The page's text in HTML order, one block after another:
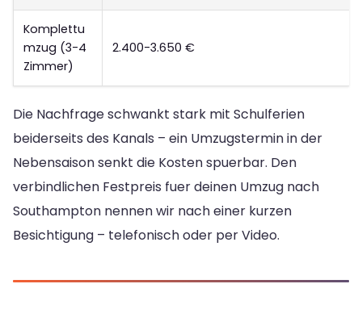
Komplettu
mzug (3-4
Zimmer)
2.400-3.650 €
Die Nachfrage schwankt stark mit Schulferien
beiderseits des Kanals – ein Umzugstermin in der
Nebensaison senkt die Kosten spuerbar. Den
verbindlichen Festpreis fuer deinen Umzug nach
Southampton nennen wir nach einer kurzen
Besichtigung – telefonisch oder per Video.